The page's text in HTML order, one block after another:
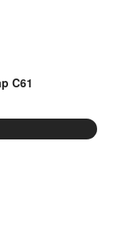
C61